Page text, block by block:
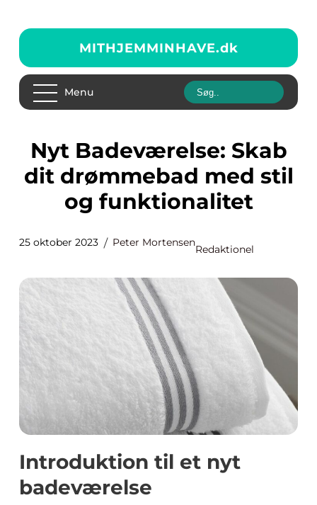
MITHJEMMINHAVE.dk
Menu
Nyt Badeværelse: Skab
dit drømmebad med stil
og funktionalitet
25 oktober 2023 Peter Mortensen
Redaktionel
Introduktion til et nyt
badeværelse